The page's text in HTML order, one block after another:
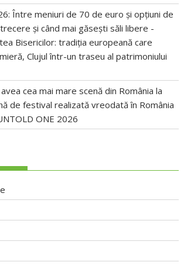
Între meniuri de 70 de euro și opțiuni de
și când mai găsești săli libere -
Bisericilor: tradiția europeană care
Clujul într-un traseu al patrimoniului
cea mai mare scenă din România la
de festival realizată vreodată în România
ONE 2026